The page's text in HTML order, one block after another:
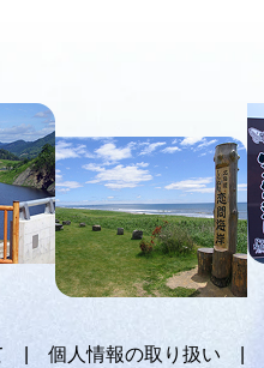
個人情報の取り扱い